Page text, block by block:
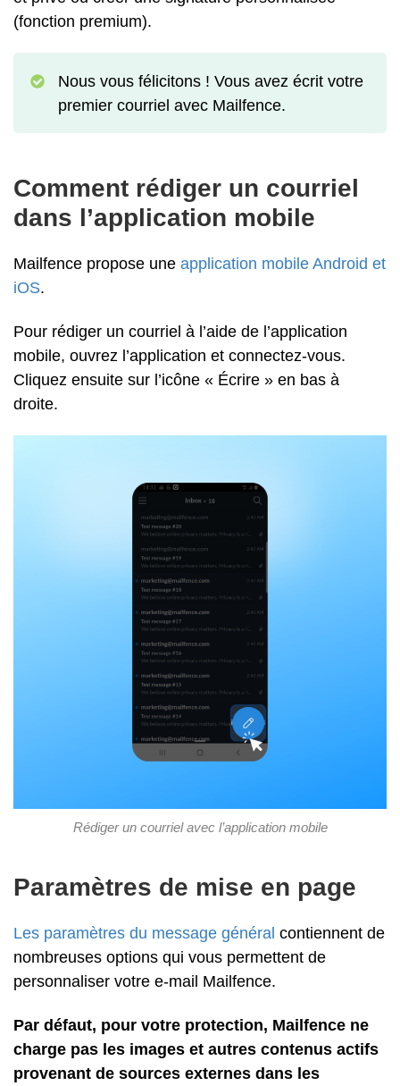
(fonction premium).
Nous vous félicitons ! Vous avez écrit votre
premier courriel avec Mailfence.
Comment rédiger un courriel
dans l’application mobile
Mailfence propose une application mobile Android et
iOS.
Pour rédiger un courriel à l’aide de l’application
mobile, ouvrez l’application et connectez-vous.
Cliquez ensuite sur l’icône « Écrire » en bas à
droite.
Rédiger un courriel avec l’application mobile
Paramètres de mise en page
Les paramètres du message général contiennent de
nombreuses options qui vous permettent de
personnaliser votre e-mail Mailfence.
Par défaut, pour votre protection, Mailfence ne
charge pas les images et autres contenus actifs
provenant de sources externes dans les